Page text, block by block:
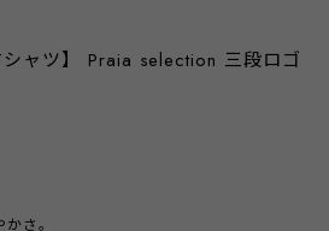
シャツ】 Praia selection 三段ロゴ
さ。